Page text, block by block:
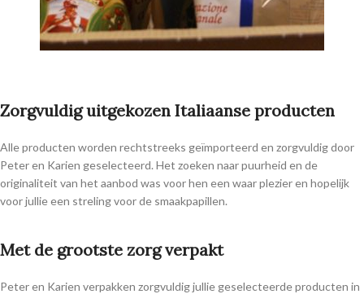
Zorgvuldig uitgekozen Italiaanse producten
Alle producten worden rechtstreeks geïmporteerd en zorgvuldig door
Peter en Karien geselecteerd. Het zoeken naar puurheid en de
originaliteit van het aanbod was voor hen een waar plezier en hopelijk
voor jullie een streling voor de smaakpapillen.
Met de grootste zorg verpakt
Peter en Karien verpakken zorgvuldig jullie geselecteerde producten in